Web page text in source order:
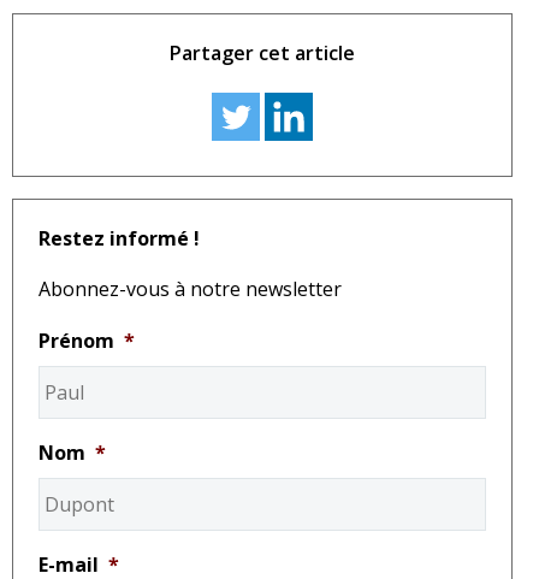
Partager cet article
Restez informé !
Abonnez-vous à notre newsletter
Prénom *
Nom *
E-mail *